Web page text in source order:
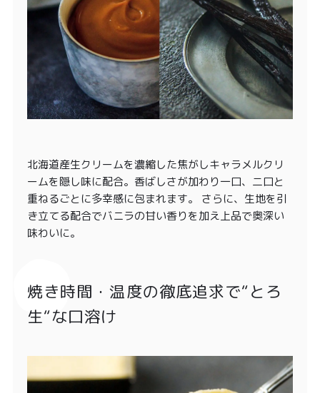
北海道産生クリームを濃縮した焦がしキャラメルクリ
ームを隠し味に配合。香ばしさが加わり一口、二口と
重ねるごとに多幸感に包まれます。 さらに、生地を引
き立てる配合でバニラの甘い香りを加え上品で奥深い
味わいに。
焼き時間・温度の徹底追求で“とろ
生“な口溶け